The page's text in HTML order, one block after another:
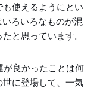
使えるようにとい
ろいろなものが混
と思っています。
良かったことは何
に登場して、一気